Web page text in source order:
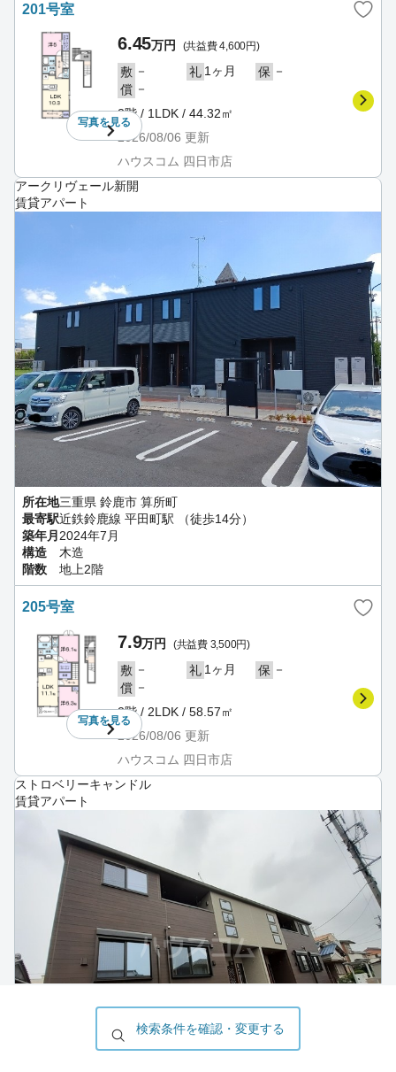
201号室
写真を見る
6.45万円 (共益費 4,600円)
敷 － 礼 1ヶ月 保 －
償 －
2階 / 1LDK / 44.32㎡
2026/08/06 更新
ハウスコム 四日市店
アークリヴェール新開
賃貸アパート
所在地三重県 鈴鹿市 算所町
最寄駅近鉄鈴鹿線 平田町駅 （徒歩14分）
築年月2024年7月
構造
木造
階数
地上2階
205号室
写真を見る
7.9万円 (共益費 3,500円)
敷 － 礼 1ヶ月 保 －
償 －
2階 / 2LDK / 58.57㎡
2026/08/06 更新
ハウスコム 四日市店
ストロベリーキャンドル
賃貸アパート
検索条件を確認・変更する